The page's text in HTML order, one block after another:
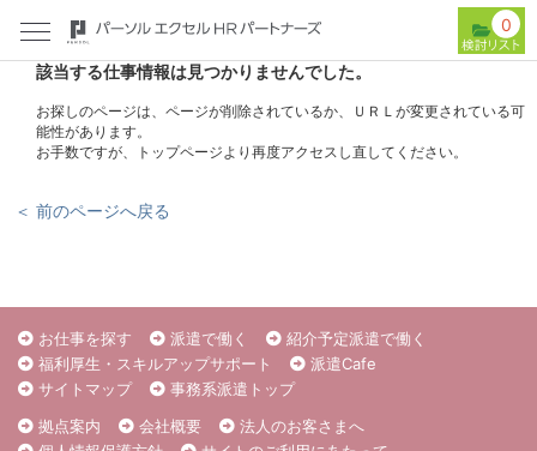
0
該当する仕事情報は見つかりませんでした。
お探しのページは、ページが削除されているか、ＵＲＬが変更されている可
能性があります。
お手数ですが、トップページより再度アクセスし直してください。
＜ 前のページへ戻る
お仕事を探す 派遣で働く
紹介予定派遣で働く
福利厚生・スキルアップサポート
派遣Cafe
サイトマップ
事務系派遣トップ
拠点案内
会社概要
法人のお客さまへ